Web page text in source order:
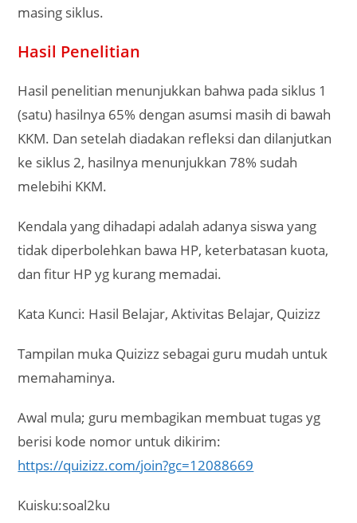
masing siklus.
Hasil Penelitian
Hasil penelitian menunjukkan bahwa pada siklus 1
(satu) hasilnya 65% dengan asumsi masih di bawah
KKM. Dan setelah diadakan refleksi dan dilanjutkan
ke siklus 2, hasilnya menunjukkan 78% sudah
melebihi KKM.
Kendala yang dihadapi adalah adanya siswa yang
tidak diperbolehkan bawa HP, keterbatasan kuota,
dan fitur HP yg kurang memadai.
Kata Kunci: Hasil Belajar, Aktivitas Belajar, Quizizz
Tampilan muka Quizizz sebagai guru mudah untuk
memahaminya.
Awal mula; guru membagikan membuat tugas yg
berisi kode nomor untuk dikirim:
https://quizizz.com/join?gc=12088669
Kuisku:soal2ku